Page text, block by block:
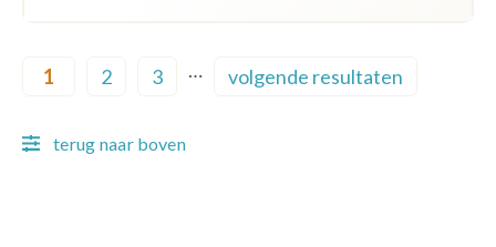
1 2 3
…
volgende resultaten
terug naar boven